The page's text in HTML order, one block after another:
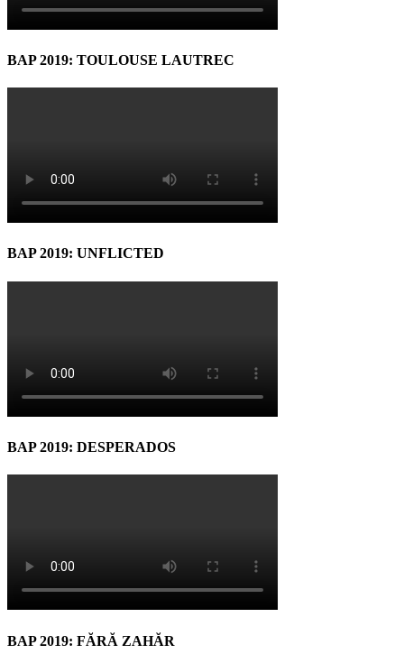
BAP 2019: TOULOUSE LAUTREC
BAP 2019: UNFLICTED
BAP 2019: DESPERADOS
BAP 2019: FĂRĂ ZAHĂR